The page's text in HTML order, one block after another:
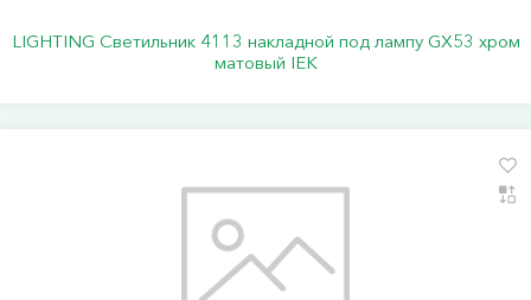
LIGHTING Светильник 4113 накладной под лампу GX53 хром
матовый IEK